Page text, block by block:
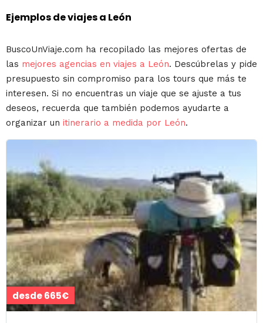
Ejemplos de viajes a León
BuscoUnViaje.com ha recopilado las mejores ofertas de
las mejores agencias en viajes a León. Descúbrelas y pide
presupuesto sin compromiso para los tours que más te
interesen. Si no encuentras un viaje que se ajuste a tus
deseos, recuerda que también podemos ayudarte a
organizar un itinerario a medida por León.
desde 665€